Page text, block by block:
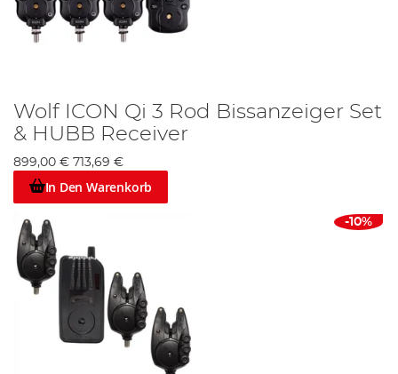
Wolf ICON Qi 3 Rod Bissanzeiger Set
& HUBB Receiver
899,00 € 713,69 €
In Den Warenkorb
-10%